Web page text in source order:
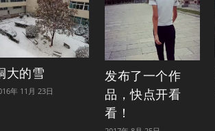
大的雪
年 11月 23日
发布了一个作
品，快点开看
看！